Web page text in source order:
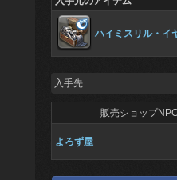
ハイミスリル・イ
入手先
販売ショップNPC
よろず屋